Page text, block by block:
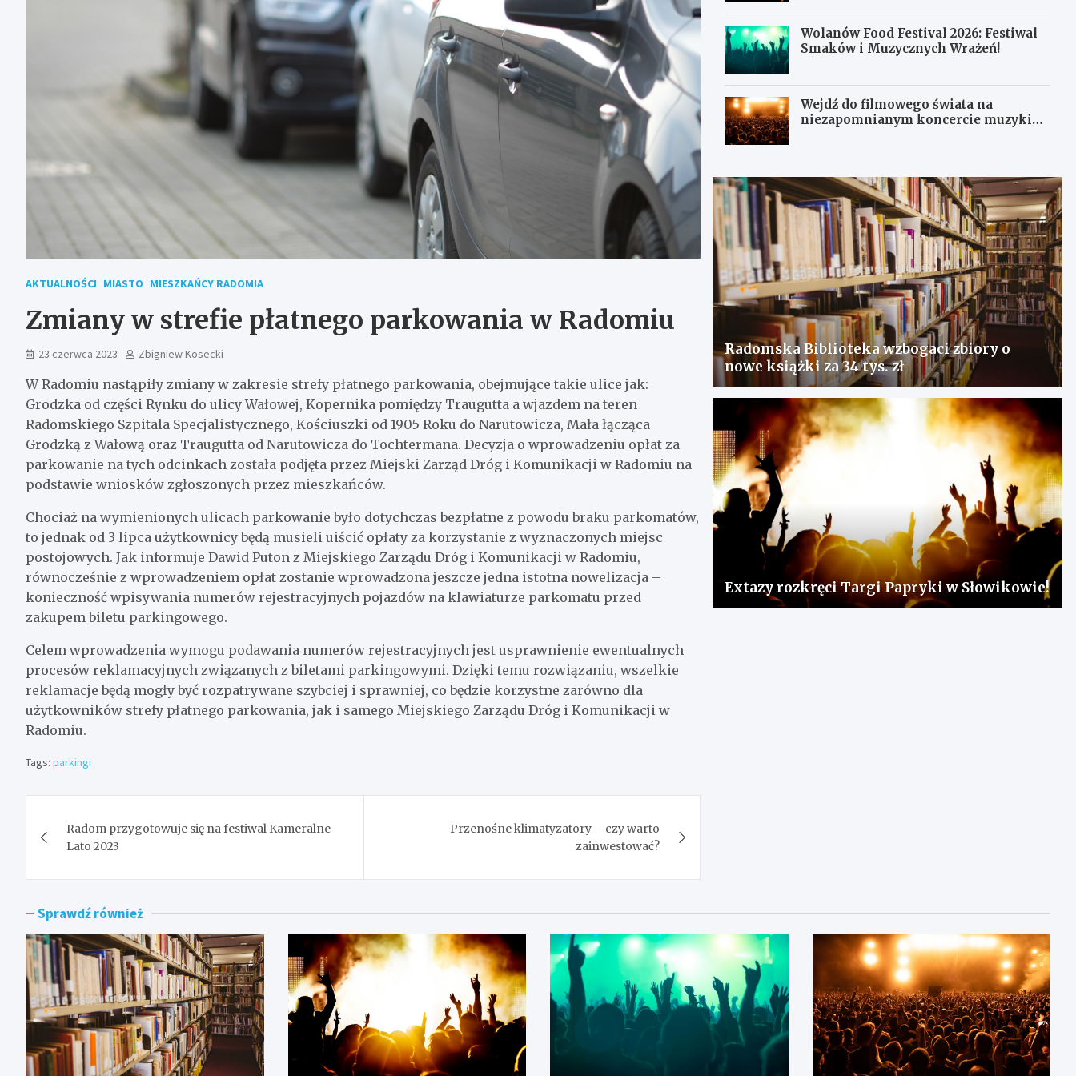
AKTUALNOŚCI MIASTO MIESZKAŃCY RADOMIA
Zmiany w strefie płatnego parkowania w Radomiu
23 czerwca 2023 Zbigniew Kosecki
W Radomiu nastąpiły zmiany w zakresie strefy płatnego parkowania, obejmujące takie ulice jak:
Grodzka od części Rynku do ulicy Wałowej, Kopernika pomiędzy Traugutta a wjazdem na teren
Radomskiego Szpitala Specjalistycznego, Kościuszki od 1905 Roku do Narutowicza, Mała łącząca
Grodzką z Wałową oraz Traugutta od Narutowicza do Tochtermana. Decyzja o wprowadzeniu opłat za
parkowanie na tych odcinkach została podjęta przez Miejski Zarząd Dróg i Komunikacji w Radomiu na
podstawie wniosków zgłoszonych przez mieszkańców.
Chociaż na wymienionych ulicach parkowanie było dotychczas bezpłatne z powodu braku parkomatów,
to jednak od 3 lipca użytkownicy będą musieli uiścić opłaty za korzystanie z wyznaczonych miejsc
postojowych. Jak informuje Dawid Puton z Miejskiego Zarządu Dróg i Komunikacji w Radomiu,
równocześnie z wprowadzeniem opłat zostanie wprowadzona jeszcze jedna istotna nowelizacja –
konieczność wpisywania numerów rejestracyjnych pojazdów na klawiaturze parkomatu przed
zakupem biletu parkingowego.
Celem wprowadzenia wymogu podawania numerów rejestracyjnych jest usprawnienie ewentualnych
procesów reklamacyjnych związanych z biletami parkingowymi. Dzięki temu rozwiązaniu, wszelkie
reklamacje będą mogły być rozpatrywane szybciej i sprawniej, co będzie korzystne zarówno dla
użytkowników strefy płatnego parkowania, jak i samego Miejskiego Zarządu Dróg i Komunikacji w
Radomiu.
Tags: parkingi
wpisu
Radom przygotowuje się na festiwal Kameralne
Lato 2023
Przenośne klimatyzatory – czy warto
zainwestować?
Wolanów Food Festival 2026: Festiwal
Smaków i Muzycznych Wrażeń!
Wejdź do filmowego świata na
niezapomnianym koncercie muzyki
Radomska Biblioteka wzbogaci zbiory o
nowe książki za 34 tys. zł
Extazy rozkręci Targi Papryki w Słowikowie!
Sprawdź również